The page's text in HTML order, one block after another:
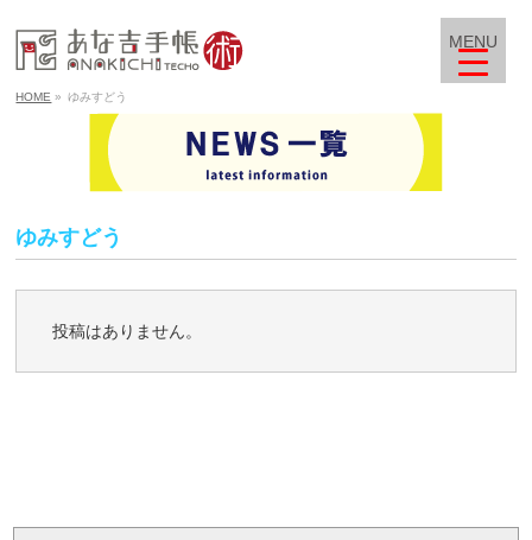
HOME » ゆみすどう
ゆみすどう
投稿はありません。
MENU